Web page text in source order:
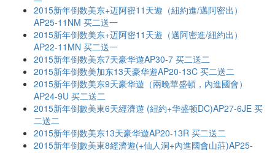
2015新年倒数美东+迈阿密11天遊（紐約進/邁阿密出）
AP25-11NM 买二送一
2015新年倒数美东+迈阿密11天遊（邁阿密進/紐約出）
AP22-11MN 买二送一
2015新年倒数美东7天豪华遊AP30-7 买二送二
2015新年倒数美加东13天豪华遊AP20-13C 买二送二
2015新年倒数美东9天豪华遊（兩晚華盛頓，內進國會）
AP24-9U 买二送二
2015新年倒數美東6天經濟遊 (紐約+华盛顿DC)AP27-6JE 买
二送二
2015新年倒数美东13天豪华遊AP20-13R 买二送二
2015新年倒數美東8經濟遊(+仙人洞+內進國會山莊)AP25-